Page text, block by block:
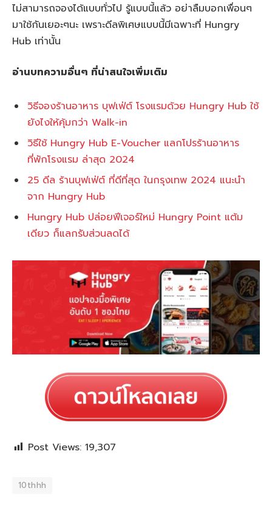
ไม่สามารถจองได้แบบทั่วไป รู้แบบนี้แล้ว อย่าลืมบอกเพื่อนๆ
มาใช้กันเยอะๆนะ เพราะดีลพิเศษแบบนี้มีเฉพาะที่ Hungry
Hub เท่านั้น
อ่านบทความอื่นๆ ที่น่าสนใจเพิ่มเติม
วิธีจองร้านอาหาร บุฟเฟ่ต์ โรงแรมด้วย Hungry Hub ใช้
ยังไงให้คุ้มกว่า Walk-in
วิธีใช้ Hungry Hub E-Voucher แลกโปรร้านอาหาร
ที่พักโรงแรม ล่าสุด 2024
25 ดีล ร้านบุฟเฟ่ต์ ที่ดีที่สุด ในกรุงเทพ 2024 แนะนำ
จาก Hungry Hub
Hungry Hub ปล่อยฟีเจอร์ใหม่ Hungry Point แต้ม
เดียว ก็แลกรับส่วนลดได้
Post Views: 19,307
10thhh